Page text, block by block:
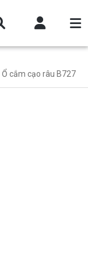
Ổ cắm cạo râu B727